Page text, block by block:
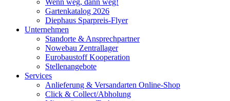
Wenn weg, dann weg!
Gartenkatalog 2026
Diephaus Sparpreis-Flyer
Unternehmen
Standorte & Ansprechpartner
Nowebau Zentrallager
Eurobaustoff Kooperation
Stellenangebote
Services
Anlieferung & Versandarten Online-Shop
Click & Collect/Abholung